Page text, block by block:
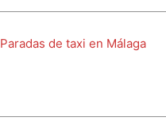
Paradas de taxi en Málaga